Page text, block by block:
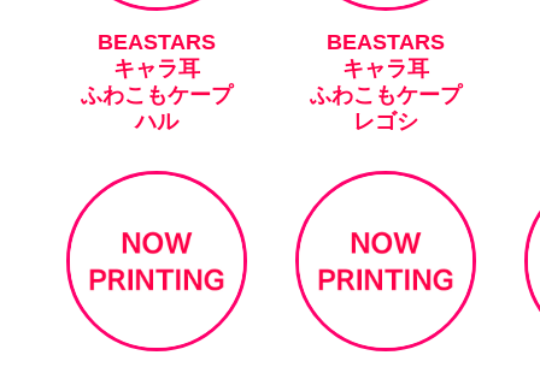
BEASTARS
キャラ耳
ふわこもケープ
ハル
BEASTARS
キャラ耳
ふわこもケープ
レゴシ